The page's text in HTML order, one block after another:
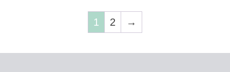
1 2 →